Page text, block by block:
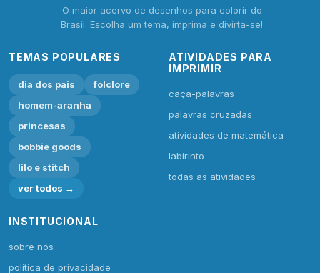
O maior acervo de desenhos para colorir do
Brasil. Escolha um tema, imprima e divirta-se!
TEMAS POPULARES
dia dos pais
folclore
homem-aranha
princesas
bobbie goods
lilo e stitch
ver todos →
ATIVIDADES PARA
IMPRIMIR
caça-palavras
palavras cruzadas
atividades de matemática
labirinto
todas as atividades
INSTITUCIONAL
sobre nós
política de privacidade